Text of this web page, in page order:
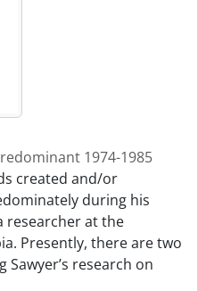
1974-1985
created and/or
during his
researcher at the
Presently, there are two
research on